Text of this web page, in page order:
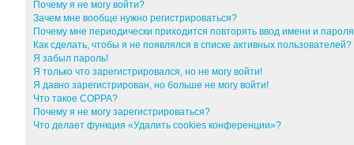
Почему я не могу войти?
Зачем мне вообще нужно регистрироваться?
Почему мне периодически приходится повторять ввод имени и
Как сделать, чтобы я не появлялся в списке активных пользователей?
Я забыл пароль!
Я только что зарегистрировался, но не могу войти!
Я давно зарегистрирован, но больше не могу войти!
Что такое COPPA?
Почему я не могу зарегистрироваться?
Что делает функция «Удалить cookies конференции»?